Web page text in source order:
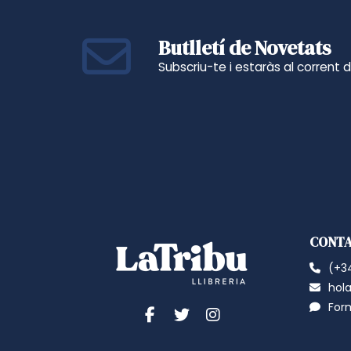
Butlletí de Novetats
Subscriu-te i estaràs al corrent